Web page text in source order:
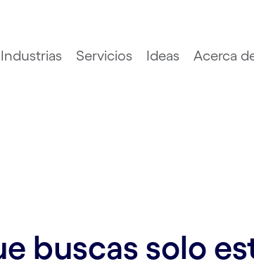
Industrias Servicios Ideas Acerca
buscas solo